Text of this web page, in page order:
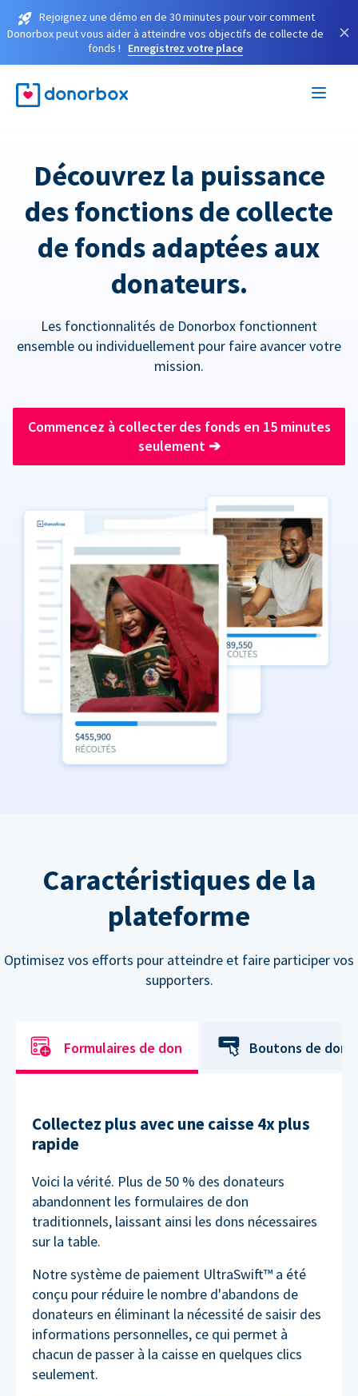
Rejoignez une démo en de 30 minutes pour voir comment
Donorbox peut vous aider à atteindre vos objectifs de collecte de
fonds !
Enregistrez votre place
×
Découvrez la puissance
des fonctions de collecte
de fonds adaptées aux
donateurs.
Les fonctionnalités de Donorbox fonctionnent
ensemble ou individuellement pour faire avancer votre
mission.
Commencez à collecter des fonds en 15 minutes
seulement ➔
Caractéristiques de la
plateforme
Optimisez vos efforts pour atteindre et faire participer vos
supporters.
Formulaires de don Boutons de don
Collectez plus avec une caisse 4x plus
rapide
Voici la vérité. Plus de 50 % des donateurs
abandonnent les formulaires de don
traditionnels, laissant ainsi les dons nécessaires
sur la table.
Notre système de paiement UltraSwift™ a été
conçu pour réduire le nombre d'abandons de
donateurs en éliminant la nécessité de saisir des
informations personnelles, ce qui permet à
chacun de passer à la caisse en quelques clics
seulement.